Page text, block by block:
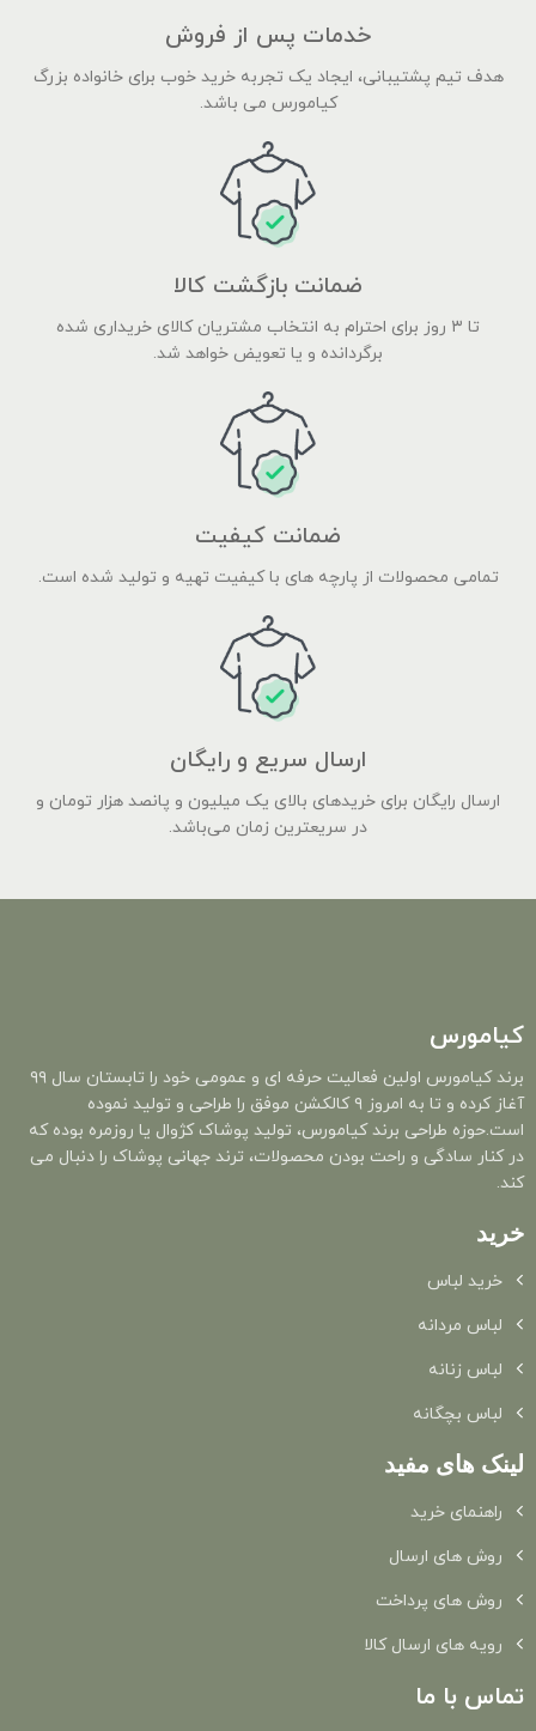
خدمات پس از فروش
هدف تیم پشتیبانی، ایجاد یک تجربه خرید خوب برای خانواده بزرگ
کیامورس می باشد.
ضمانت بازگشت کالا
تا ۳ روز برای احترام به انتخاب مشتریان کالای خریداری شده
برگردانده و یا تعویض خواهد شد.
ضمانت کیفیت
تمامی محصولات از پارچه های با کیفیت تهیه و تولید شده است.
ارسال سریع و رایگان
ارسال رایگان برای خریدهای بالای یک میلیون و پانصد هزار تومان و
در سریعترین زمان می‌باشد.
کیامورس
برند کیامورس اولین فعالیت حرفه ای و عمومی خود را تابستان سال ۹۹
آغاز کرده و تا به امروز ۹ کالکشن موفق را طراحی و تولید نموده
است.حوزه طراحی برند کیامورس، تولید پوشاک کژوال یا روزمره بوده که
در کنار سادگی و راحت بودن محصولات، ترند جهانی پوشاک را دنبال می
کند.
خرید
خرید لباس
لباس مردانه
لباس زنانه
لباس بچگانه
لینک های مفید
راهنمای خرید
روش های ارسال
روش های پرداخت
رویه های ارسال کالا
تماس با ما